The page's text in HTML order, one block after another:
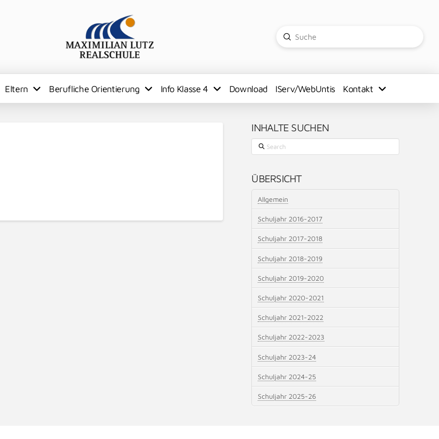
Search
Submit
Eltern Berufliche Orientierung Info Klasse 4 Download IServ/WebUntis Kontakt
INHALTE SUCHEN
Search
ÜBERSICHT
Allgemein
Schuljahr 2016-2017
Schuljahr 2017-2018
Schuljahr 2018-2019
Schuljahr 2019-2020
Schuljahr 2020-2021
Schuljahr 2021-2022
Schuljahr 2022-2023
Schuljahr 2023-24
Schuljahr 2024-25
Schuljahr 2025-26